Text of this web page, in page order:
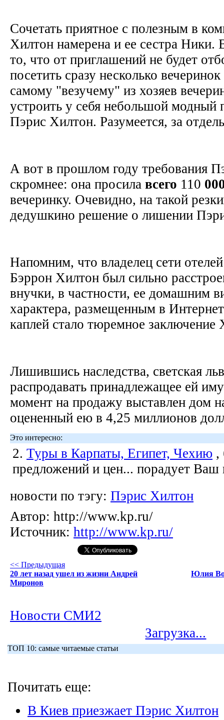
Сочетать приятное с полезным в
Хилтон намерена и ее сестра Ники.
то, что от приглашений не будет
посетить сразу несколько
самому "везучему" из хозяев
устроить у себя небольшой модный
Пэрис Хилтон. Разумеется, за
А вот в прошлом году требования
скромнее: она просила всего 110
вечеринку. Очевидно, на такой
дедушкино решение о лишении
Напомним, что владелец сети
Бэррон Хилтон был сильно
внучки, в частности, ее домашним
характера, размещенным в
каплей стало тюремное
Лишившись наследства, светская
распродавать принадлежащее ей
момент на продажу выставлен дом
оцененный ею в 4,25 миллионов
Это интересно:
2. Туры в Карпаты, Египет, Чехию ,
предложений и цен... порадует Ваш
новости по тэгу: Пэрис Хилтон
Автор: http://www.kp.ru/
Источник: http://www.kp.ru/
<< Предыдущая
20 лет назад ушел из жизни Андрей
Миронов
Юлия
Новости СМИ2
Загрузка...
ТОП 10: самые читаемые статьи
Почитать еще:
В Киев приезжает Пэрис Хилтон